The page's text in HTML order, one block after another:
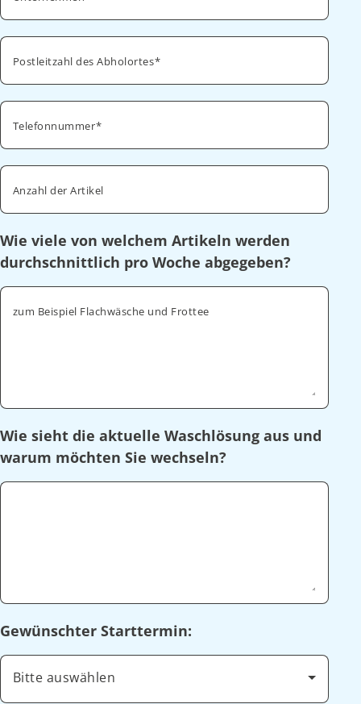
Postleitzahl des Abholortes
Telefonnummer
Anzahl der Artikel
Wie viele von welchem Artikeln werden
durchschnittlich pro Woche abgegeben?
zum Beispiel Flachwäsche und Frottee
Wie sieht die aktuelle Waschlösung aus und
warum möchten Sie wechseln?
Gewünschter Starttermin:
Bitte auswählen